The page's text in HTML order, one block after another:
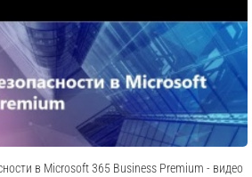
в Microsoft 365 Business Premium - видео